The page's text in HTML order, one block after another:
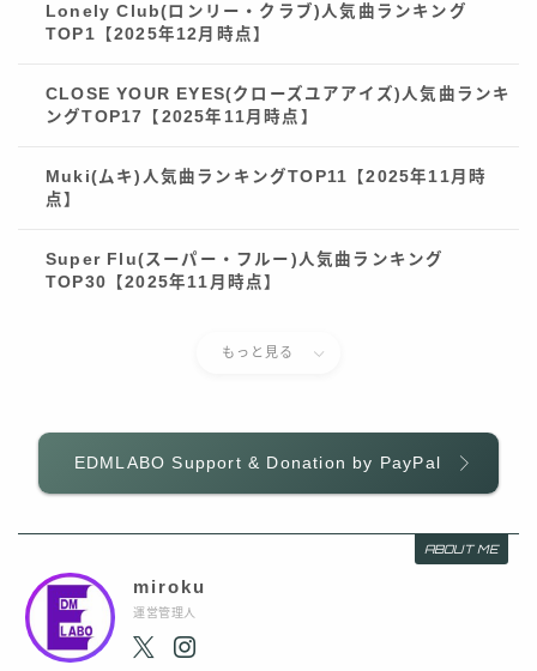
Lonely Club(ロンリー・クラブ)人気曲ランキング
TOP1【2025年12月時点】
CLOSE YOUR EYES(クローズユアアイズ)人気曲ランキ
ングTOP17【2025年11月時点】
Muki(ムキ)人気曲ランキングTOP11【2025年11月時
点】
Super Flu(スーパー・フルー)人気曲ランキング
TOP30【2025年11月時点】
もっと見る
EDMLABO Support & Donation by PayPal
ABOUT ME
miroku
運営管理人